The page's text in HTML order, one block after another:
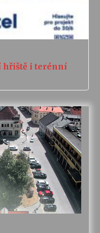
hřiště i terénní